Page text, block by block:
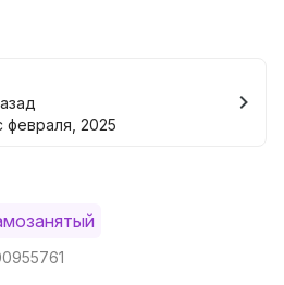
февраля, 2025